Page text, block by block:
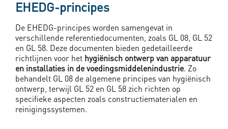
EHEDG-principes
De EHEDG-principes worden samengevat in
verschillende referentiedocumenten, zoals GL 08, GL 52
en GL 58. Deze documenten bieden gedetailleerde
richtlijnen voor het hygiënisch ontwerp van apparatuur
en installaties in de voedingsmiddelenindustrie. Zo
behandelt GL 08 de algemene principes van hygiënisch
ontwerp, terwijl GL 52 en GL 58 zich richten op
specifieke aspecten zoals constructiematerialen en
reinigingssystemen.